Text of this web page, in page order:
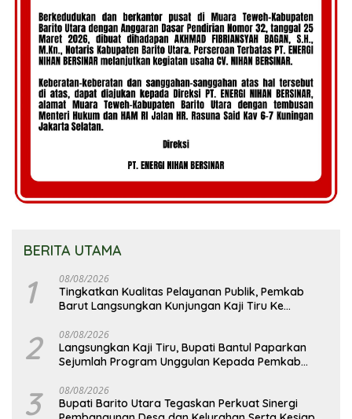
BERITA UTAMA
1 08/08/2026
Tingkatkan Kualitas Pelayanan Publik, Pemkab
Barut Langsungkan Kunjungan Kaji Tiru Ke
2 08/08/2026
Langsungkan Kaji Tiru, Bupati Bantul Paparkan
Sejumlah Program Unggulan Kepada Pemkab
3 08/08/2026
Bupati Barito Utara Tegaskan Perkuat Sinergi